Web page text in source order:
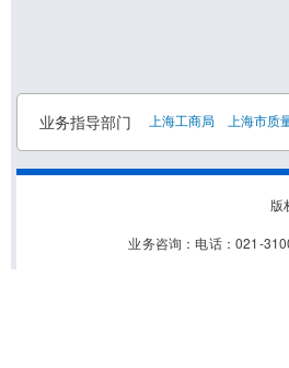
业务指导部门 上海工商局 上海市质
版
业务咨询：电话：021-